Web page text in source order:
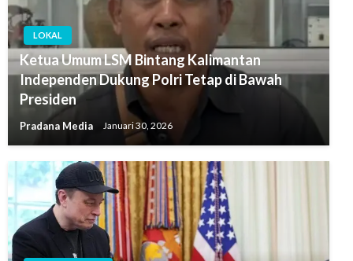
LOKAL
Ketua Umum LSM Bintang Kalimantan
Independen Dukung Polri Tetap di Bawah
Presiden
Pradana Media Januari 30, 2026